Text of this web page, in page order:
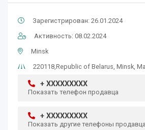
Зарегистрирован: 26.01.2024
Активность: 08.02.2024
Minsk
220118,Republic of Belarus, Minsk,
+ XXXXXXXXX
Показать телефон продавца
+ XXXXXXXXX
Показать другие телефоны продавца